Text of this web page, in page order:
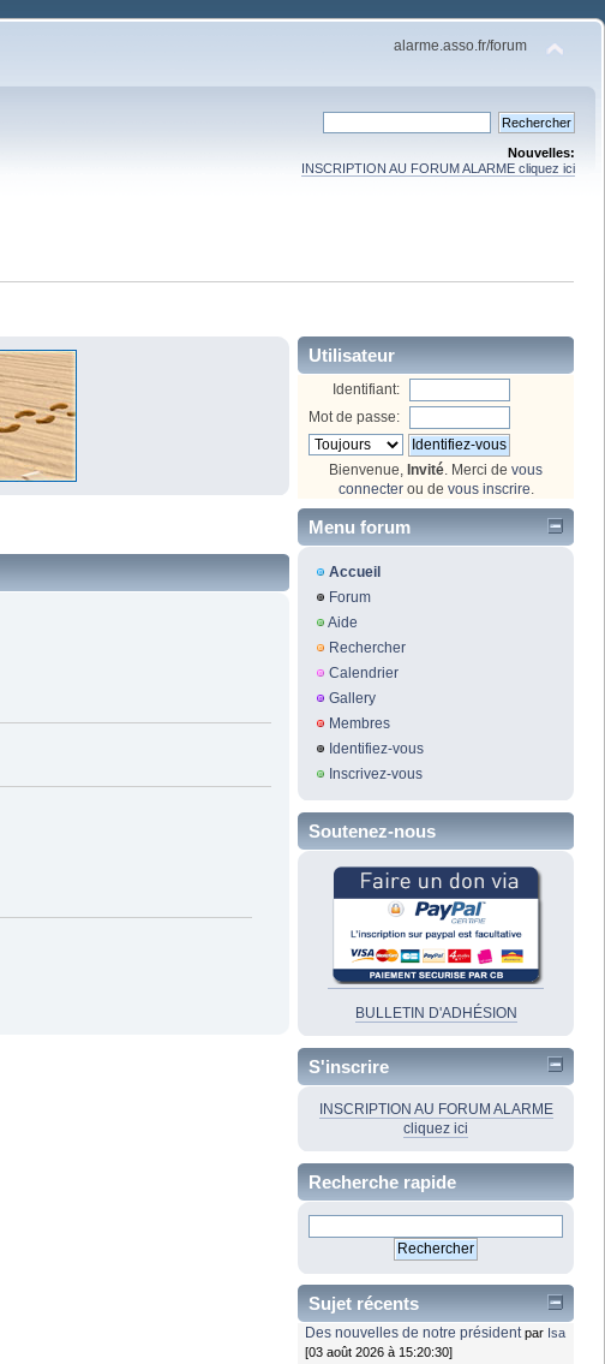
alarme.asso.fr/forum
Nouvelles:
INSCRIPTION AU FORUM ALARME cliquez ici
Utilisateur
Identifiant:
Mot de passe:
Bienvenue, Invité . Merci de vous
connecterou de vous inscrire
Menu forum
Accueil
Forum
Aide
Rechercher
Calendrier
Gallery
Membres
Identifiez-vous
Inscrivez-vous
Soutenez-nous
BULLETIN D'ADHÉSION
S'inscrire
INSCRIPTION AU FORUM ALARME
cliquez ici
Recherche rapide
Sujet récents
Des nouvelles de notre président par Isa
[03 août 2026 à 15:20:30]